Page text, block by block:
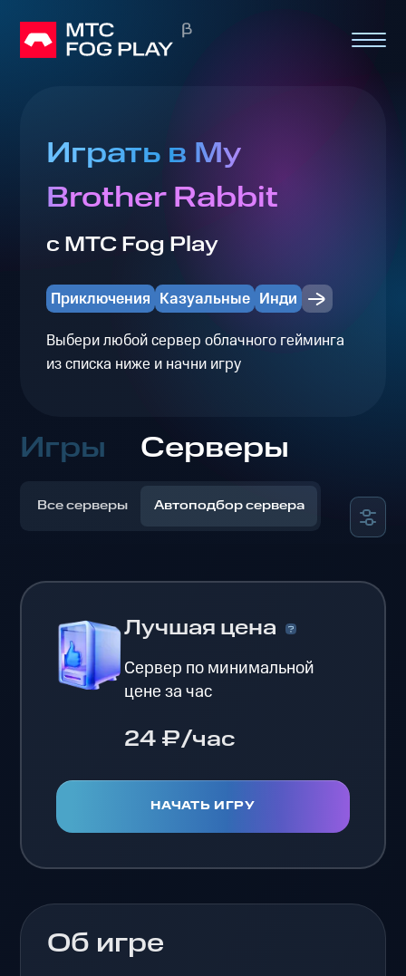
Играть в My
Brother Rabbit
с МТС Fog Play
Приключения Казуальные Инди
Выбери любой сервер облачного гейминга
из списка ниже и начни игру
Игры Серверы
Все серверы Автоподбор сервера
Лучшая цена
Сервер по минимальной
цене за час
24 ₽/час
НАЧАТЬ ИГРУ
Об игре